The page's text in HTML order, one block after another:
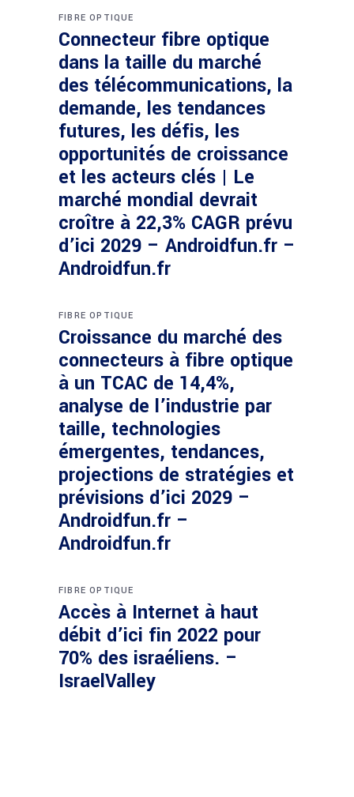
FIBRE OPTIQUE
Connecteur fibre optique
dans la taille du marché
des télécommunications, la
demande, les tendances
futures, les défis, les
opportunités de croissance
et les acteurs clés | Le
marché mondial devrait
croître à 22,3% CAGR prévu
d’ici 2029 – Androidfun.fr –
Androidfun.fr
FIBRE OPTIQUE
Croissance du marché des
connecteurs à fibre optique
à un TCAC de 14,4%,
analyse de l’industrie par
taille, technologies
émergentes, tendances,
projections de stratégies et
prévisions d’ici 2029 –
Androidfun.fr –
Androidfun.fr
FIBRE OPTIQUE
Accès à Internet à haut
débit d’ici fin 2022 pour
70% des israéliens. –
IsraelValley